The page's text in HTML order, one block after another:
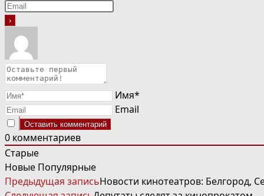
Имя*
Email
0 комментариев
Старые
Новые Популярные
ЧИТАТЬ
ДАЛЕЕ
Предыдущая записьНовости кинотеатров: Белгород,